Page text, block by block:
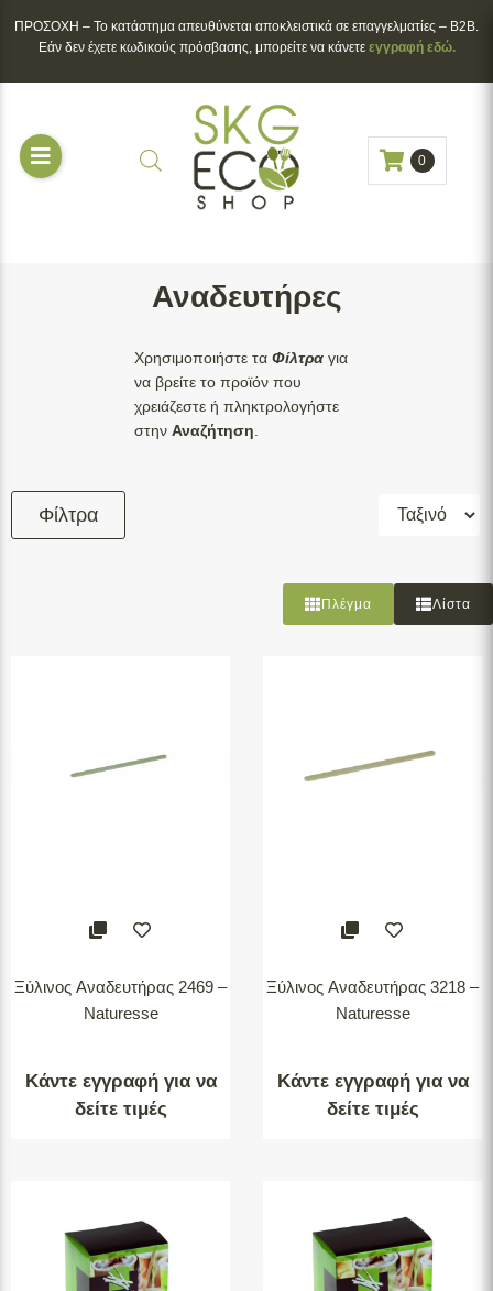
ΠΡΟΣΟΧΗ – To κατάστημα απευθύνεται αποκλειστικά σε επαγγελματίες – B2B.
Εάν δεν έχετε κωδικούς πρόσβασης, μπορείτε να κάνετε εγγραφή εδώ.
0
Αναδευτήρες
Χρησιμοποιήστε τα Φίλτρα για
να βρείτε το προϊόν που
χρειάζεστε ή πληκτρολογήστε
στην Αναζήτηση.
Φίλτρα
Πλέγμα Λίστα
Ξύλινος Aναδευτήρας 2469 –
Naturesse
Κάντε εγγραφή για να
δείτε τιμές
Ξύλινος Aναδευτήρας 3218 –
Naturesse
Κάντε εγγραφή για να
δείτε τιμές
Κατόπιν Παραγγελίας ( 1)
*Επιλέγετε τα φίλτρα που θέλετε και στη
συνέχεια πατάτε το κουμπί
Φιλτράρισμα